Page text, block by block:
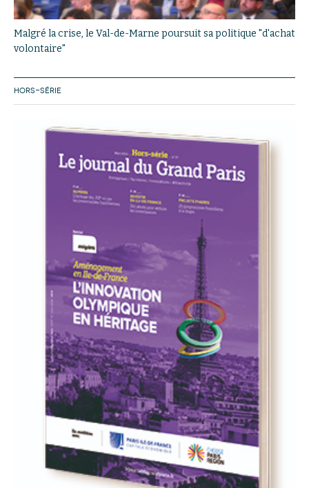
Malgré la crise, le Val-de-Marne poursuit sa politique "d'achat
volontaire"
HORS-SÉRIE